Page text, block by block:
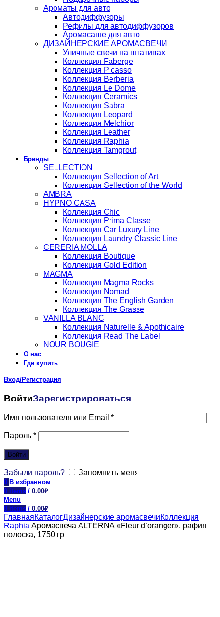
Ароматы для авто
Автодиффузоры
Рефилы для автодиффузоров
Аромасаше для авто
ДИЗАЙНЕРСКИЕ АРОМАСВЕЧИ
Уличные свечи на штативах
Коллекция Faberge
Коллекция Picasso
Коллекция Berberia
Коллекция Le Dome
Коллекция Ceramics
Коллекция Sabra
Коллекция Leopard
Коллекция Melchior
Коллекция Leather
Коллекция Raphia
Коллекция Tamgrout
Бренды
SELLECTION
Коллекция Sellection of Art
Коллекция Sellection of the World
AMBRA
HYPNO CASA
Коллекция Chic
Коллекция Prima Classe
Коллекция Car Luxury Line
Коллекция Laundry Classic Line
CERERIA MOLLA
Коллекция Boutique
Коллекция Gold Edition
MAGMA
Коллекция Magma Rocks
Коллекция Nomad
Коллекция The English Garden
Коллекция The Grasse
VANILLA BLANC
Коллекция Naturelle & Apothicaire
Коллекция Read The Label
NOUR BOUGIE
О нас
Где купить
Вход/Регистрация
ВойтиЗарегистрироваться
Имя пользователя или Email *
Пароль *
Войти
Забыли пароль? Запомнить меня
0 В избранном
0 items / 0.00₽
Menu
0 items / 0.00₽
ГлавнаяКаталогДизайнерские аромасвечиКоллекция
Raphia Аромасвеча ALTERNA «Fleur d’oranger», рафия
полоска, 1750 гр